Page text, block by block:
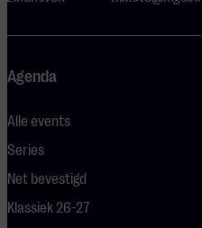
Agenda
Alle events
Series
Net bevestigd
Klassiek 26-27